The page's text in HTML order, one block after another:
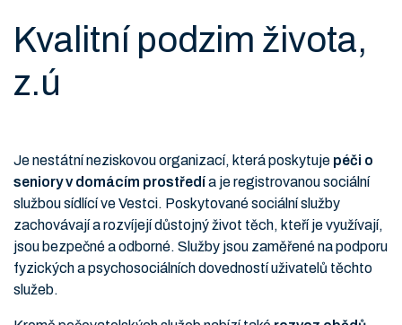
Kvalitní podzim života,
z.ú
Je nestátní neziskovou organizací, která poskytuje péči o
seniory v domácím prostředía je registrovanou sociální
službou sídlící ve Vestci. Poskytované sociální služby
zachovávají a rozvíjejí důstojný život těch, kteří je využívají,
jsou bezpečné a odborné. Služby jsou zaměřené na podporu
fyzických a psychosociálních dovedností uživatelů těchto
služeb.